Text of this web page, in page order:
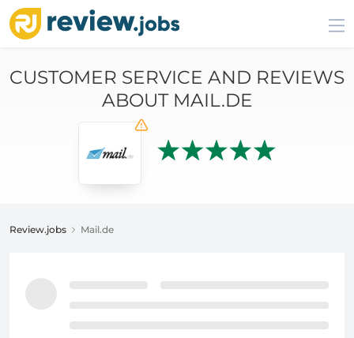
CUSTOMER SERVICE AND REVIEWS
ABOUT MAIL.DE
Review.jobs Mail.de